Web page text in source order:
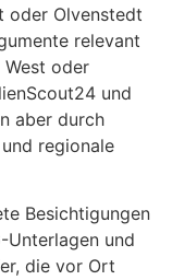
oder Olvenstedt
relevant
oder
und
aber durch
regionale
Besichtigungen
Unterlagen und
die vor Ort